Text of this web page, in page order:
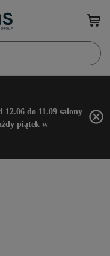
do 11.09 salony
piątek w